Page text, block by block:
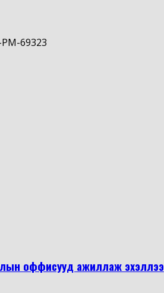
оффисууд ажиллаж эхэллээ